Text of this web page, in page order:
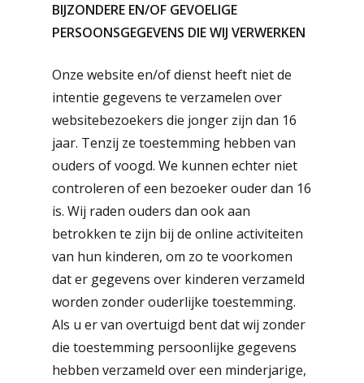
BIJZONDERE EN/OF GEVOELIGE
PERSOONSGEGEVENS DIE WIJ VERWERKEN
Onze website en/of dienst heeft niet de
intentie gegevens te verzamelen over
websitebezoekers die jonger zijn dan 16
jaar. Tenzij ze toestemming hebben van
ouders of voogd. We kunnen echter niet
controleren of een bezoeker ouder dan 16
is. Wij raden ouders dan ook aan
betrokken te zijn bij de online activiteiten
van hun kinderen, om zo te voorkomen
dat er gegevens over kinderen verzameld
worden zonder ouderlijke toestemming.
Als u er van overtuigd bent dat wij zonder
die toestemming persoonlijke gegevens
hebben verzameld over een minderjarige,